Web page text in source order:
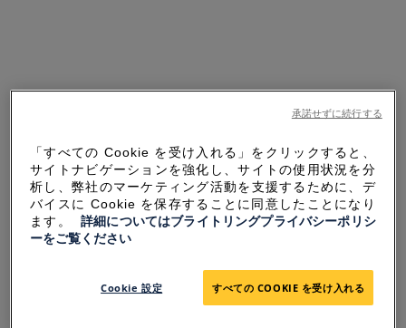
SORRY FOR THE
INCONVENIENCE
「すべての Cookie を受け入れる」をクリックすると、
サイトナビゲーションを強化し、サイトの使用状況を分
析し、弊社のマーケティング活動を支援するために、デ
バイスに Cookie を保存することに同意したことになり
ます。
詳細についてはブライトリングプライバシーポリシ
ーをご覧ください
Cookie 設定 すべての COOKIE を受け入れる
承諾せずに続行する